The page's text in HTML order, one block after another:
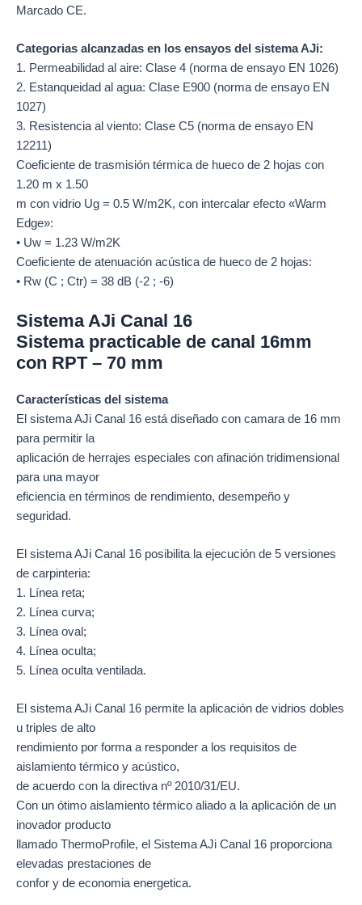
Marcado CE.
Categorias alcanzadas en los ensayos del sistema AJi:
1. Permeabilidad al aire: Clase 4 (norma de ensayo EN 1026)
2. Estanqueidad al agua: Clase E900 (norma de ensayo EN
1027)
3. Resistencia al viento: Clase C5 (norma de ensayo EN
12211)
Coeficiente de trasmisión térmica de hueco de 2 hojas con
1.20 m x 1.50
m con vidrio Ug = 0.5 W/m2K, con intercalar efecto «Warm
Edge»:
• Uw = 1.23 W/m2K
Coeficiente de atenuación acústica de hueco de 2 hojas:
• Rw (C ; Ctr) = 38 dB (-2 ; -6)
Sistema AJi Canal 16
Sistema practicable de canal 16mm
con RPT – 70 mm
Características del sistema
El sistema AJi Canal 16 está diseñado con camara de 16 mm
para permitir la
aplicación de herrajes especiales con afinación tridimensional
para una mayor
eficiencia en términos de rendimiento, desempeño y
seguridad.
El sistema AJi Canal 16 posibilita la ejecución de 5 versiones
de carpinteria:
1. Línea reta;
2. Línea curva;
3. Línea oval;
4. Línea oculta;
5. Línea oculta ventilada.
El sistema AJi Canal 16 permite la aplicación de vidrios dobles
u triples de alto
rendimiento por forma a responder a los requisitos de
aislamiento térmico y acústico,
de acuerdo con la directiva nº 2010/31/EU.
Con un ótimo aislamiento térmico aliado a la aplicación de un
inovador producto
llamado ThermoProfile, el Sistema AJi Canal 16 proporciona
elevadas prestaciones de
confor y de economia energetica.